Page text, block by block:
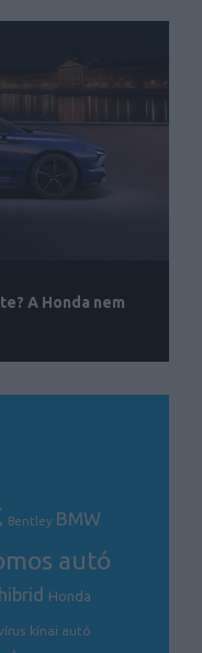
A Honda nem
Bentley BMW
autó
hibrid Honda
kínai autó